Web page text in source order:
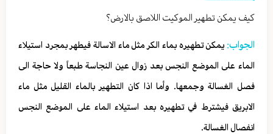
كيف يمكن تطهير الموكيت اللاصق بالارض؟
الجواب: يمكن تطهيره بماء الكر مثل ماء الاسالة فيطهر بمجرد استيلاء
الماء على الموضع النجس بعد زوال عين النجاسة طبعاً ولا حاجة الى
فصل الغسالة وجمعها. وأما اذا كان التطهير بالماء القليل مثل ماء
الابريق فيشترط في تطهيره بعد استيلاء الماء على الموضع النجس
انفصال الغسالة.